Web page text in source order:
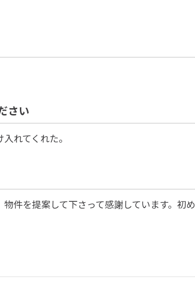
さい
れてくれた。
件を提案して下さって感謝しています。初め